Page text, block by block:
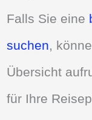
Falls Sie eine
suchen,
Übersicht
für Ihre